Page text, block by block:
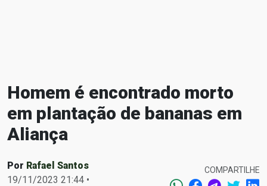
Homem é encontrado morto
em plantação de bananas em
Aliança
Por Rafael Santos
19/11/2023 21:44 •
COMPARTILHE